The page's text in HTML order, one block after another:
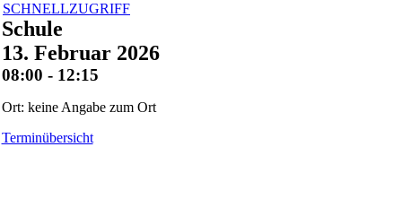
SCHNELLZUGRIFF
Schule
13. Februar 2026
08:00 - 12:15
Ort: keine Angabe zum Ort
Terminübersicht